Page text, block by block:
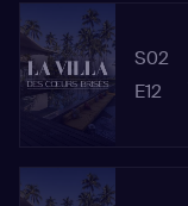
S02
E12